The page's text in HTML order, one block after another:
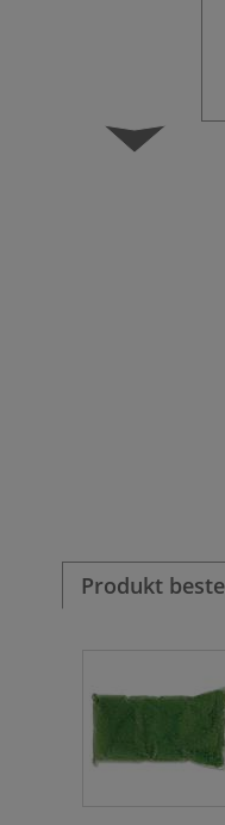
Produkt